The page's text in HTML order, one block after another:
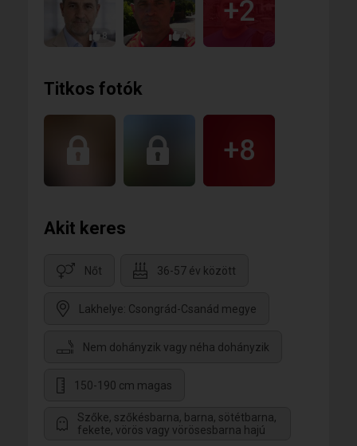
Üdv:
Imte
Újra és újra.
Nap nap után.
szerelemben. Hogy békében érezhesse magát.
8 4
+2
Titkos fotók
+8
Akit keres
Nőt 36-57 év között
Lakhelye: Csongrád-Csanád megye
Nem dohányzik vagy néha dohányzik
150-190 cm magas
Szőke, szőkésbarna, barna, sötétbarna,
fekete, vörös vagy vörösesbarna hajú